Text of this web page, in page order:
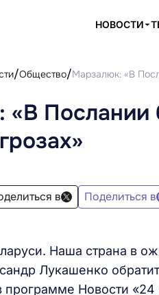
НОВОСТИ
Общество Марзалюк: «В
Послании
в Поделиться в
Наша страна в
Лукашенко
программе Новости «24